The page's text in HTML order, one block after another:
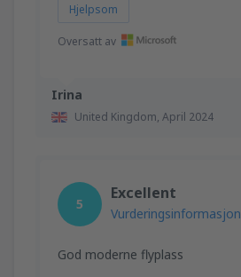
Irina
United Kingdom, April 2024
Hjelpsom
Oversatt av
5
Excellent
Vurderingsinformasjon
God moderne flyplass